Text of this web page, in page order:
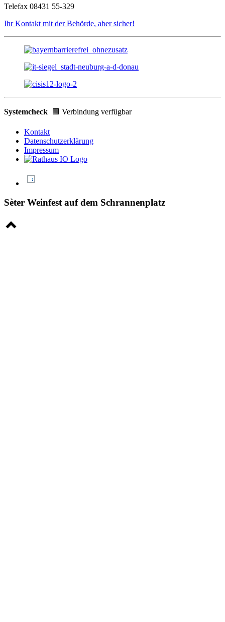
Telefax 08431 55-329
Ihr Kontakt mit der Behörde, aber sicher!
Systemcheck 🟩 Verbindung verfügbar
Kontakt
Datenschutzerklärung
Impressum
Sèter Weinfest auf dem Schrannenplatz